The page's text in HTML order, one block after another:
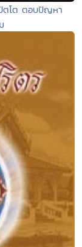
ตโต ตอบปัญหา